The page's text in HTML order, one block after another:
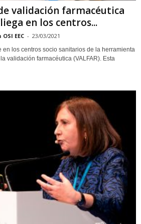
validación farmacéutica
en los centros...
EEC - 23/03/2021
los centros socio sanitarios de la herramienta
validación farmacéutica (VALFAR). Esta